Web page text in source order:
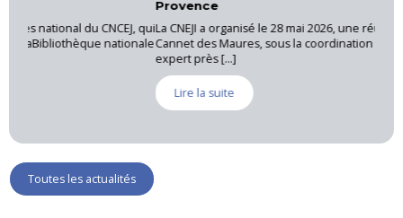
quiLa CNEJI a organisé le 28 mai 2026, une réunion régionale au
Cannet des Maures, sous la coordination de Luc RICHAUD,
Toutes les actualités